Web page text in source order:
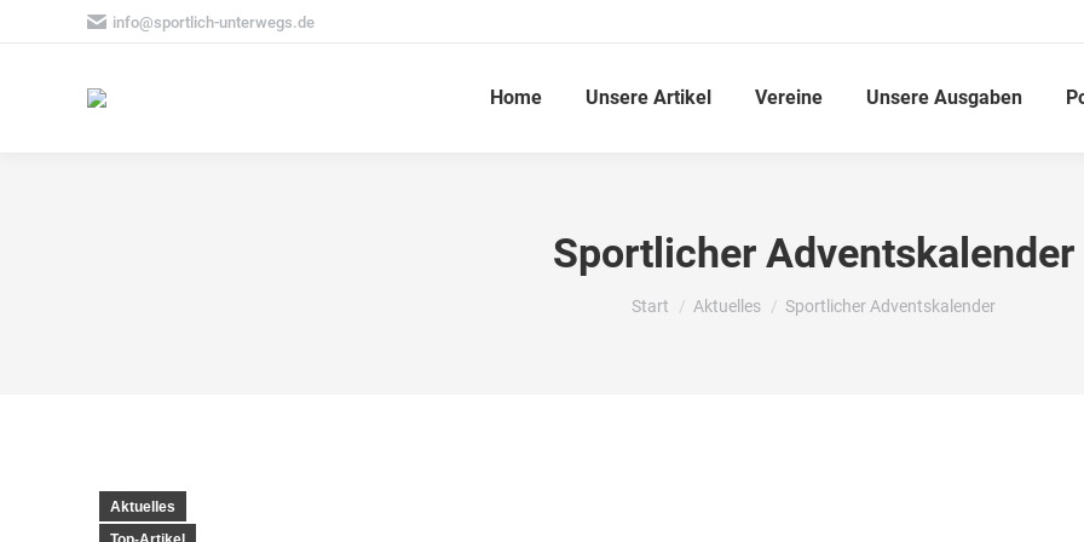
info@sportlich-unterwegs.de
Home Unsere Artikel Vereine Unsere Ausgaben
Sportlicher Adventskalender
Sie befinden sich hier:
Start Aktuelles Sportlicher Adventskalender
Aktuelles